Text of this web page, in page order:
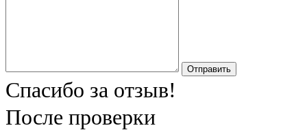
Отправить
Спасибо за отзыв!
После проверки